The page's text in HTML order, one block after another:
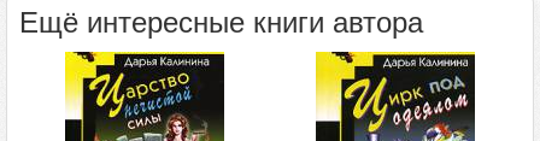
Ещё интересные книги автора